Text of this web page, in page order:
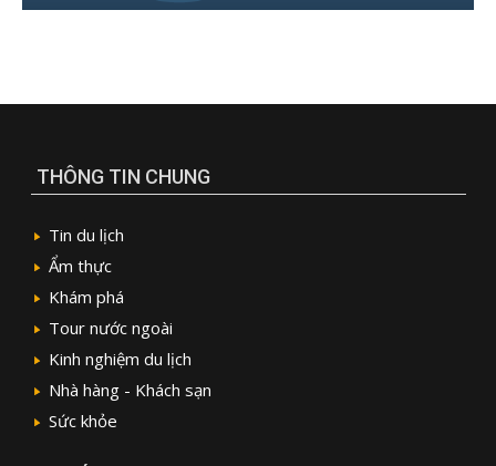
THÔNG TIN CHUNG
Tin du lịch
Ẩm thực
Khám phá
Tour nước ngoài
Kinh nghiệm du lịch
Nhà hàng - Khách sạn
Sức khỏe